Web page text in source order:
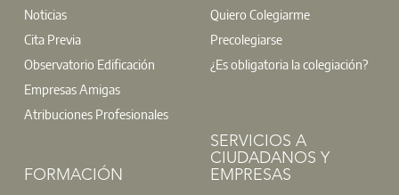
Noticias
Cita Previa
Observatorio Edificación
Empresas Amigas
Atribuciones Profesionales
Quiero Colegiarme
Precolegiarse
¿Es obligatoria la colegiación?
FORMACIÓN
SERVICIOS A
CIUDADANOS Y
EMPRESAS